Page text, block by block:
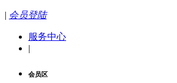
| 会员登陆
服务中心
|
会员区